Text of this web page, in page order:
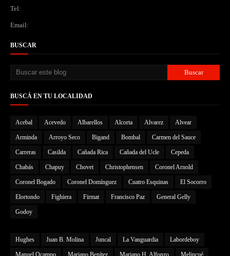
Tel:
Email:
BUSCAR
BUSCÁ EN TU LOCALIDAD
Acebal Acevedo Albarellos Alcorta Alvarez Alvear
Arminda Arroyo Seco Bigand Bombal Carmen del Sauce
Carreras Casilda Cañada Rica Cañada del Ucle Cepeda
Chabás Chapuy Chovet Christophensen Coronel Arnold
Coronel Bogado Coronel Domínguez Cuatro Esquinas El Socorro
Elortondo Fighiera Firmat Francisco Paz General Gelly
Godoy
Hughes Juan B. Molina Juncal La Vanguardia Labordeboy